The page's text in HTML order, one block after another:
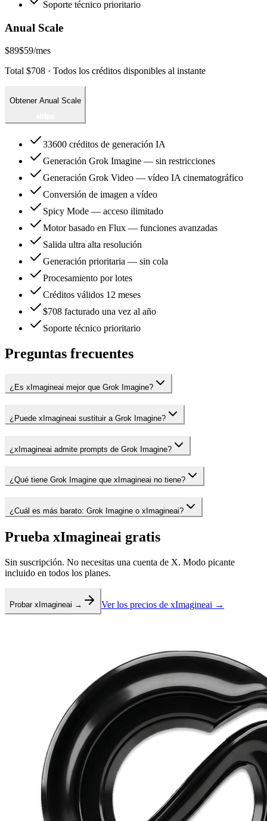
Soporte técnico prioritario
Anual Scale
$89$59/mes
Total $708 · Todos los créditos disponibles al instante
Obtener Anual Scale
33600 créditos de generación IA
Generación Grok Imagine — sin restricciones
Generación Grok Video — vídeo IA cinematográfico
Conversión de imagen a vídeo
Spicy Mode — acceso ilimitado
Motor basado en Flux — funciones avanzadas
Salida ultra alta resolución
Generación prioritaria — sin cola
Procesamiento por lotes
Créditos válidos 12 meses
$708 facturado una vez al año
Soporte técnico prioritario
Preguntas frecuentes
¿Es xImagineai mejor que Grok Imagine?
¿Puede xImagineai sustituir a Grok Imagine?
¿xImagineai admite prompts de Grok Imagine?
¿Qué tiene Grok Imagine que xImagineai no tiene?
¿Cuál es más barato: Grok Imagine o xImagineai?
Prueba xImagineai gratis
Sin suscripción. No necesitas una cuenta de X. Modo picante
incluido en todos los planes.
Probar xImagineai → Ver los precios de xImagineai →